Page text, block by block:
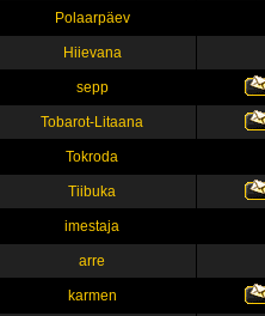
Polaarpäev
Hiievana
sepp
Tobarot-Litaana
Tokroda
Tiibuka
imestaja
arre
karmen